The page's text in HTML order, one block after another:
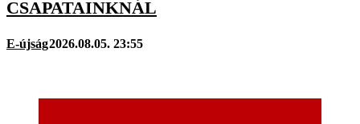
CSAPATAINKNÁL
E-újság2026.08.05. 23:55